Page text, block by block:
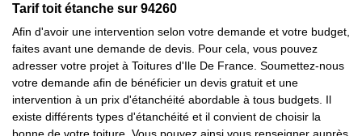
Tarif toit étanche sur 94260
Afin d'avoir une intervention selon votre demande et votre budget,
faites avant une demande de devis. Pour cela, vous pouvez
adresser votre projet à Toitures d'Ile De France. Soumettez-nous
votre demande afin de bénéficier un devis gratuit et une
intervention à un prix d'étanchéité abordable à tous budgets. Il
existe différents types d'étanchéité et il convient de choisir la